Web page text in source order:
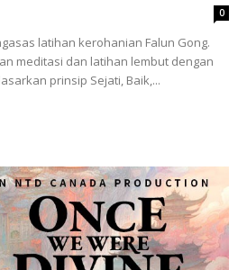
0
latihan kerohanian Falun Gong.
meditasi dan latihan lembut dengan
prinsip Sejati, Baik,...